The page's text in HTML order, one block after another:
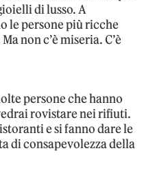
di lusso. A
le persone più ricche
non c’è miseria. C’è
persone che hanno
rovistare nei rifiuti.
e si fanno dare le
di consapevolezza della